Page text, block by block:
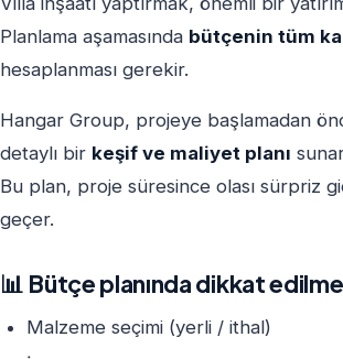
Planlama aşamasında bütçenin tüm
hesaplanması gerekir.
Hangar Group, projeye başlamadan
detaylı bir keşif ve maliyet planı
Bu plan, proje süresince olası sürpriz
geçer.
📊 Bütçe planında dikkat
Malzeme seçimi (yerli / ithal)